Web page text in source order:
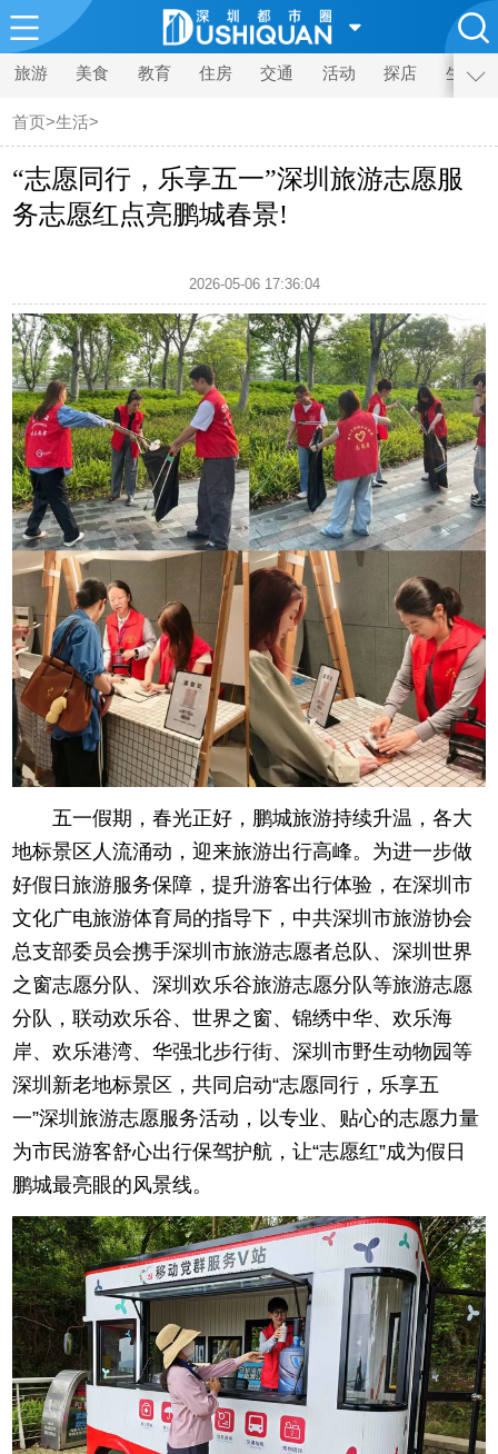
旅游 美食 教育 住房 交通 活动 探店 生活
首页>生活>
“志愿同行，乐享五一”深圳旅游志愿服
务志愿红点亮鹏城春景!
2026-05-06 17:36:04
五一假期，春光正好，鹏城旅游持续升温，各大
地标景区人流涌动，迎来旅游出行高峰。为进一步做
好假日旅游服务保障，提升游客出行体验，在深圳市
文化广电旅游体育局的指导下，中共深圳市旅游协会
总支部委员会携手深圳市旅游志愿者总队、深圳世界
之窗志愿分队、深圳欢乐谷旅游志愿分队等旅游志愿
分队，联动欢乐谷、世界之窗、锦绣中华、欢乐海
岸、欢乐港湾、华强北步行街、深圳市野生动物园等
深圳新老地标景区，共同启动“志愿同行，乐享五
一”深圳旅游志愿服务活动，以专业、贴心的志愿力量
为市民游客舒心出行保驾护航，让“志愿红”成为假日
鹏城最亮眼的风景线。